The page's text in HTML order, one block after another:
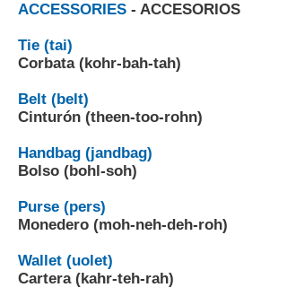
ACCESSORIES - ACCESORIOS
Tie (tai)
Corbata (kohr-bah-tah)
Belt (belt)
Cinturón (theen-too-rohn)
Handbag (jandbag)
Bolso (bohl-soh)
Purse (pers)
Monedero (moh-neh-deh-roh)
Wallet (uolet)
Cartera (kahr-teh-rah)